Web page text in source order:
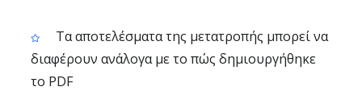
Τα αποτελέσματα της μετατροπής μπορεί να
διαφέρουν ανάλογα με το πώς δημιουργήθηκε
το PDF